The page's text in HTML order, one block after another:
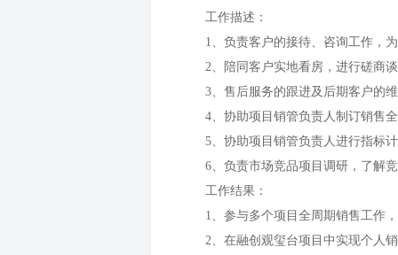
工作描述：
1、负责客户的接待、咨询工作，
2、陪同客户实地看房，进行磋商
3、售后服务的跟进及后期客户的
4、协助项目销管负责人制订销售
5、协助项目销管负责人进行指标
6、负责市场竞品项目调研，了解
工作结果：
1、参与多个项目全周期销售工作
2、在融创观玺台项目中实现个人